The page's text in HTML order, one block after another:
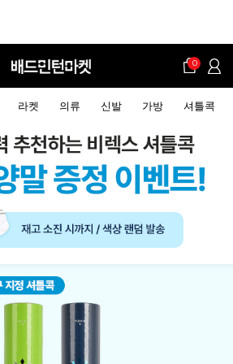
0
라켓 의류 신발 가방 셔틀콕